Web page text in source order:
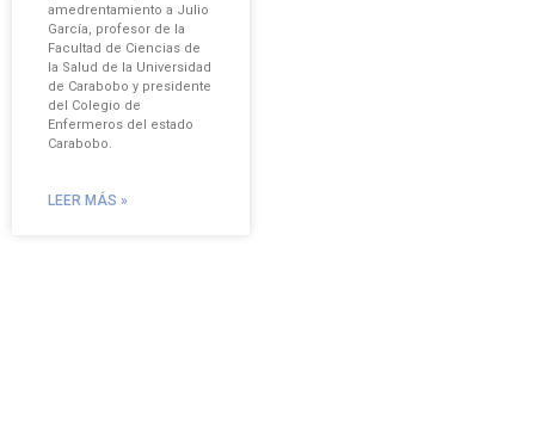
amedrentamiento a Julio
García, profesor de la
Facultad de Ciencias de
la Salud de la Universidad
de Carabobo y presidente
del Colegio de
Enfermeros del estado
Carabobo.
LEER MÁS »